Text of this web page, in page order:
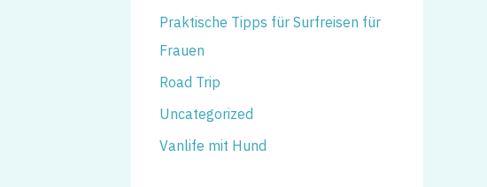
Praktische Tipps für Surfreisen für
Frauen
Road Trip
Uncategorized
Vanlife mit Hund